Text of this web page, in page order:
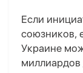
Если
союзников,
Украине
миллиардов